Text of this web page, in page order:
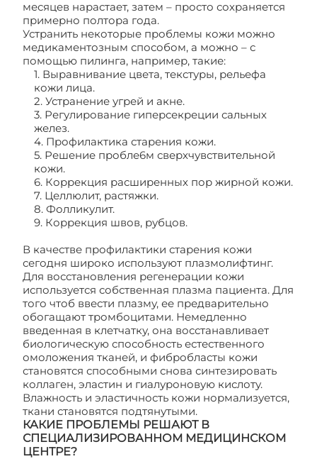
месяцев нарастает, затем – просто сохраняется
примерно полтора года.
Устранить некоторые проблемы кожи можно
медикаментозным способом, а можно – с
помощью пилинга, например, такие:
1. Выравнивание цвета, текстуры, рельефа
кожи лица.
2. Устранение угрей и акне.
3. Регулирование гиперсекреции сальных
желез.
4. Профилактика старения кожи.
5. Решение пробле6м сверхчувствительной
кожи.
6. Коррекция расширенных пор жирной кожи.
7. Целлюлит, растяжки.
8. Фолликулит.
9. Коррекция швов, рубцов.
В качестве профилактики старения кожи
сегодня широко используют плазмолифтинг.
Для восстановления регенерации кожи
используется собственная плазма пациента. Для
того чтоб ввести плазму, ее предварительно
обогащают тромбоцитами. Немедленно
введенная в клетчатку, она восстанавливает
биологическую способность естественного
омоложения тканей, и фибробласты кожи
становятся способными снова синтезировать
коллаген, эластин и гиалуроновую кислоту.
Влажность и эластичность кожи нормализуется,
ткани становятся подтянутыми.
КАКИЕ ПРОБЛЕМЫ РЕШАЮТ В
СПЕЦИАЛИЗИРОВАННОМ МЕДИЦИНСКОМ
ЦЕНТРЕ?